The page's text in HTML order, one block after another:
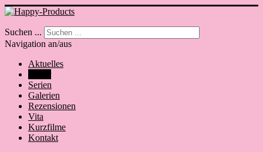
Suchen ...
Navigation an/aus
Aktuelles
Serien
Galerien
Rezensionen
Vita
Kurzfilme
Kontakt